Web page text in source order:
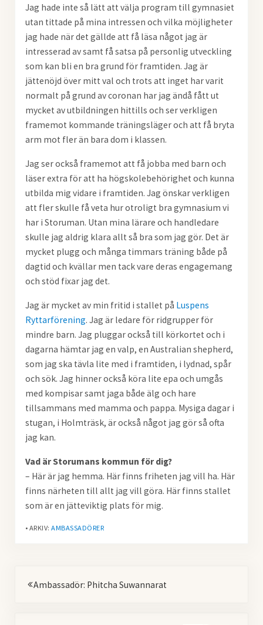
Jag hade inte så lätt att välja program till gymnasiet
utan tittade på mina intressen och vilka möjligheter
jag hade när det gällde att få läsa något jag är
intresserad av samt få satsa på personlig utveckling
som kan bli en bra grund för framtiden. Jag är
jättenöjd över mitt val och trots att inget har varit
normalt på grund av coronan har jag ändå fått ut
mycket av utbildningen hittills och ser verkligen
framemot kommande träningsläger och att få bryta
arm mot fler än bara dom i klassen.
Jag ser också framemot att få jobba med barn och
läser extra för att ha högskolebehörighet och kunna
utbilda mig vidare i framtiden. Jag önskar verkligen
att fler skulle få veta hur otroligt bra gymnasium vi
har i Storuman. Utan mina lärare och handledare
skulle jag aldrig klara allt så bra som jag gör. Det är
mycket plugg och många timmars träning både på
dagtid och kvällar men tack vare deras engagemang
och stöd fixar jag det.
Jag är mycket av min fritid i stallet på Luspens
Ryttarförening. Jag är ledare för ridgrupper för
mindre barn. Jag pluggar också till körkortet och i
dagarna hämtar jag en valp, en Australian shepherd,
som jag ska tävla lite med i framtiden, i lydnad, spår
och sök. Jag hinner också köra lite epa och umgås
med kompisar samt jaga både älg och hare
tillsammans med mamma och pappa. Mysiga dagar i
stugan, i Holmträsk, är också något jag gör så ofta
jag kan.
Vad är Storumans kommun för dig?
– Här är jag hemma. Här finns friheten jag vill ha. Här
finns närheten till allt jag vill göra. Här finns stallet
som är en jätteviktig plats för mig.
• ARKIV:AMBASSADÖRER
Ambassadör: Phitcha Suwannarat